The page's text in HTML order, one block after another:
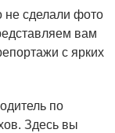
не сделали фото
вам
с ярких
по
Здесь вы